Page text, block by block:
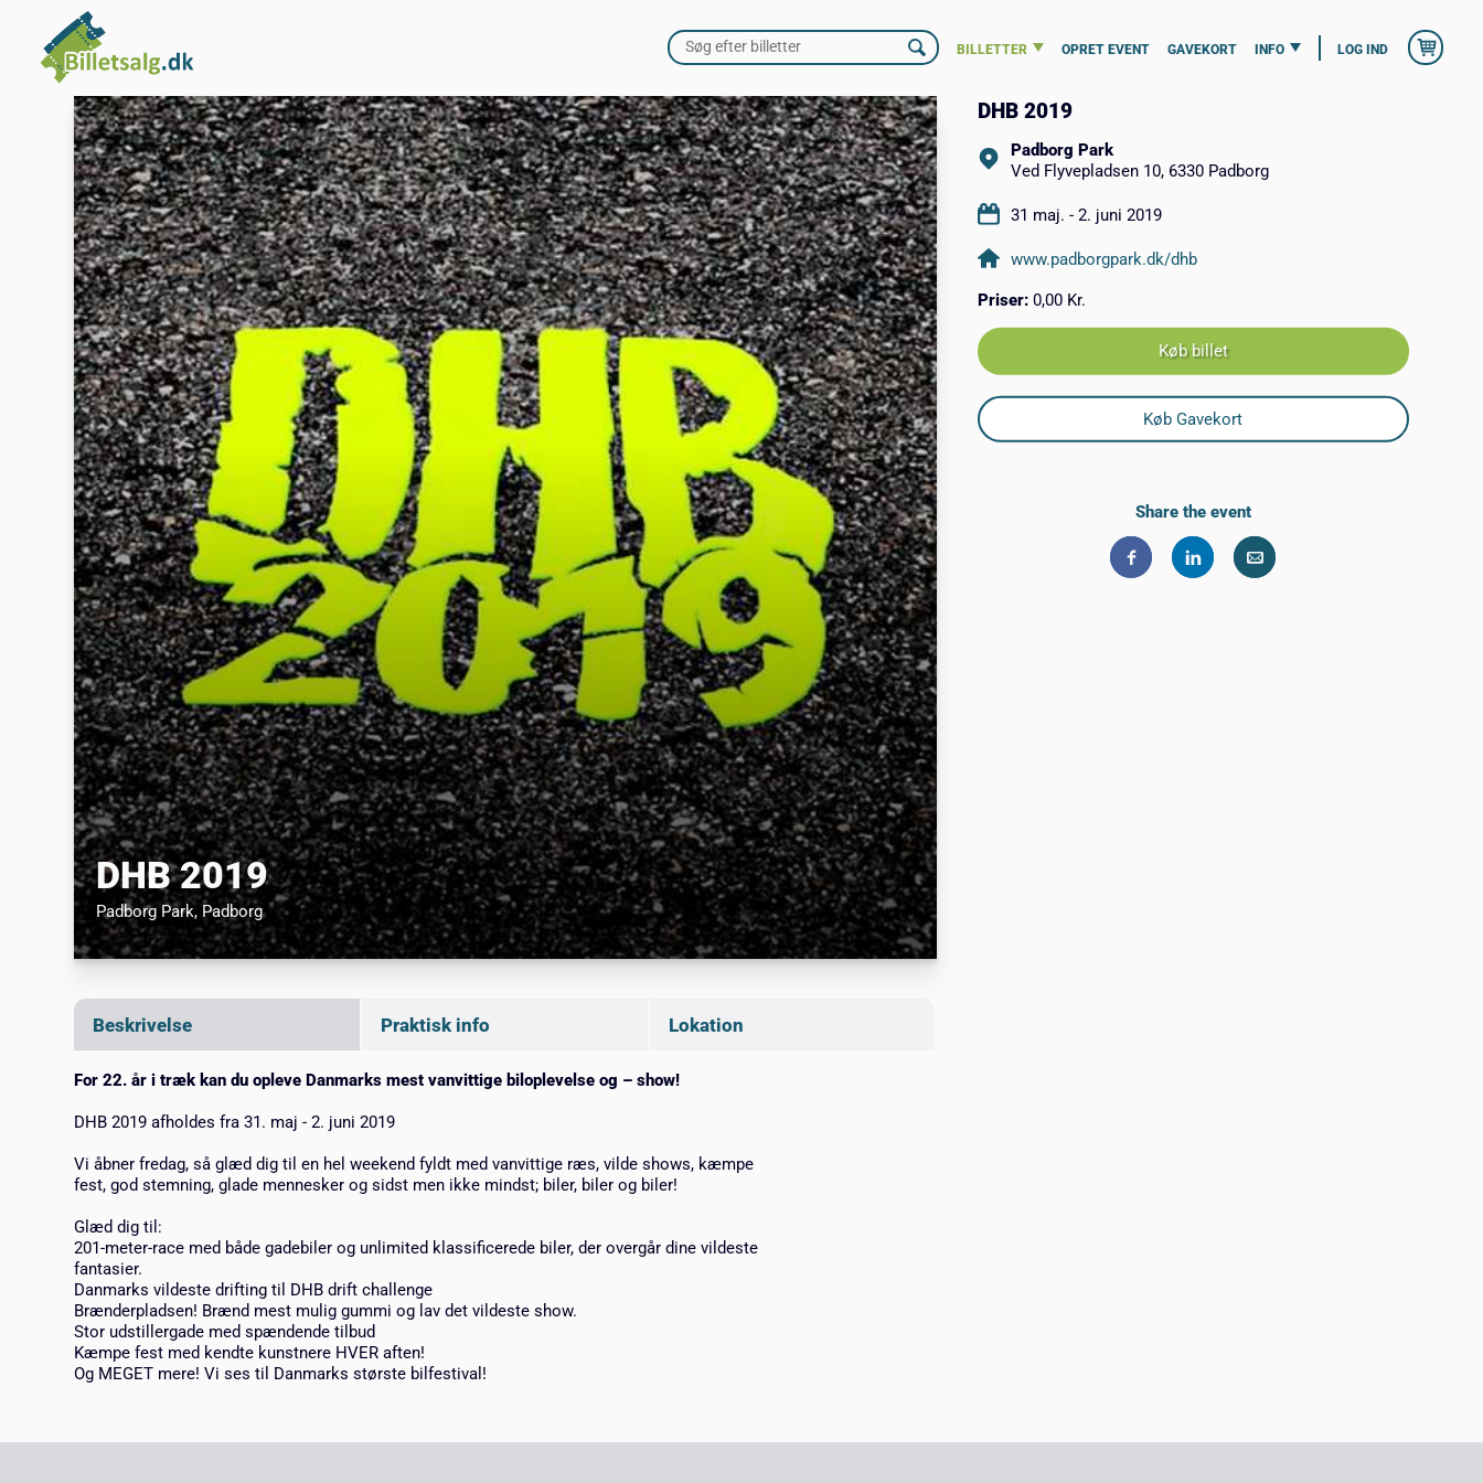
BILLETTER OPRET EVENT GAVEKORT INFO LOG IND
DHB 2019
Padborg Park, Padborg
Beskrivelse Praktisk info Lokation
For 22. år i træk kan du opleve Danmarks mest vanvittige biloplevelse og – show!
DHB 2019 afholdes fra 31. maj - 2. juni 2019
Vi åbner fredag, så glæd dig til en hel weekend fyldt med vanvittige ræs, vilde shows, kæmpe
fest, god stemning, glade mennesker og sidst men ikke mindst; biler, biler og biler!
Glæd dig til:
201-meter-race med både gadebiler og unlimited klassificerede biler, der overgår dine vildeste
fantasier.
Danmarks vildeste drifting til DHB drift challenge
Brænderpladsen! Brænd mest mulig gummi og lav det vildeste show.
Stor udstillergade med spændende tilbud
Kæmpe fest med kendte kunstnere HVER aften!
Og MEGET mere! Vi ses til Danmarks største bilfestival!
DHB 2019
Padborg Park
Ved Flyvepladsen 10, 6330 Padborg
31 maj. - 2. juni 2019
www.padborgpark.dk/dhb
Priser: 0,00 Kr.
Køb billet
Køb Gavekort
Share the event